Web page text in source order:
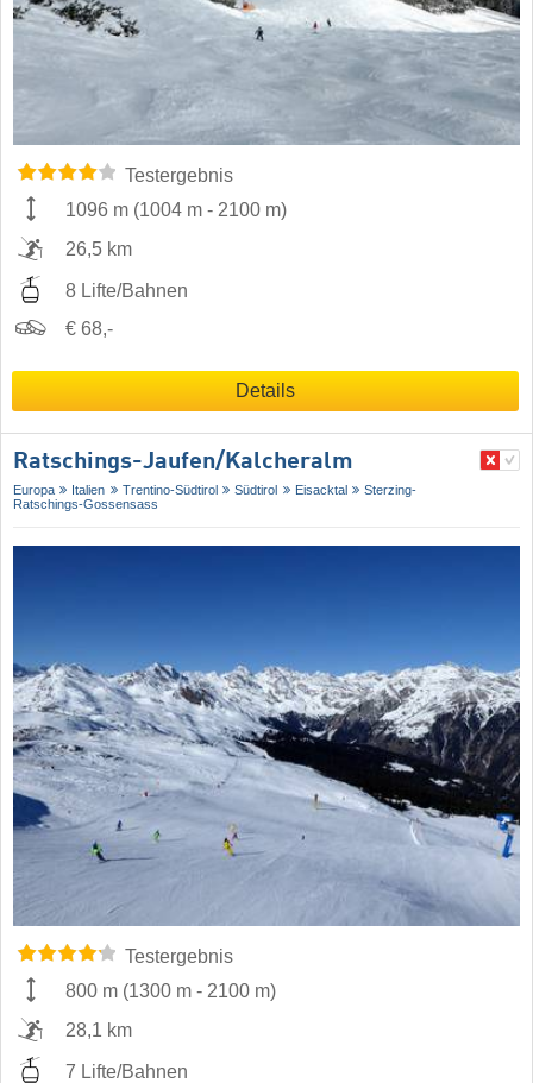
Testergebnis
1096 m (1004 m - 2100 m)
26,5 km
8 Lifte/Bahnen
€ 68,-
Details
Ratschings-Jaufen/​Kalcheralm
Europa Italien Trentino-Südtirol Südtirol Eisacktal
Sterzing-
Ratschings-Gossensass
Testergebnis
800 m (1300 m - 2100 m)
28,1 km
7 Lifte/Bahnen